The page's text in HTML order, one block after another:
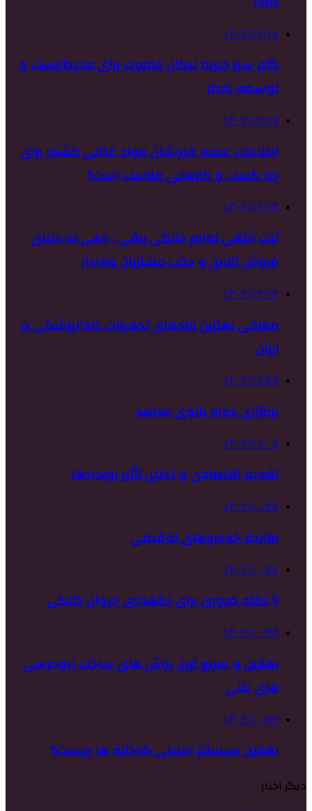
۱۴۰۲/۱۲/۱۸
گام سبز خیریه نیکان ماموت برای محیط‌زیست و
توسعه پایدار
۱۴۰۲/۱۲/۱۷
اطلاعات عمده فروشان مواد غذایی کشور برای
چه کسب و کارهایی مناسب است؟
۱۴۰۲/۱۲/۱۴
ثبت آگهی لوازم خانگی برقی : راهی به دنیای
فروش آنلاین و جذب مشتریان وفادار
۱۴۰۲/۱۲/۱۲
معرفی بهترین برندهای تجهیزات دندانپزشکی در
ایران
۱۴۰۲/۱۱/۲۹
برگزاری دوره بانوی مجاهد
۱۴۰۲/۱۱/۰۵
تقویم اقتصادی و تحلیل تأثیر رویدادها
۱۴۰۲/۱۰/۲۶
مزایده خودروهای توقیفی
۱۴۰۲/۱۰/۲۶
5 نکته ضروری برای نگهداری حیوان خانگی
۱۴۰۲/۱۰/۲۳
بهترین و سریع ترین روش های ساخت نیوجرسی
های بتنی
۱۴۰۲/۱۰/۲۲
بهترین سیستم امنیتی کارخانه ها چیست؟
دیگر اخبار